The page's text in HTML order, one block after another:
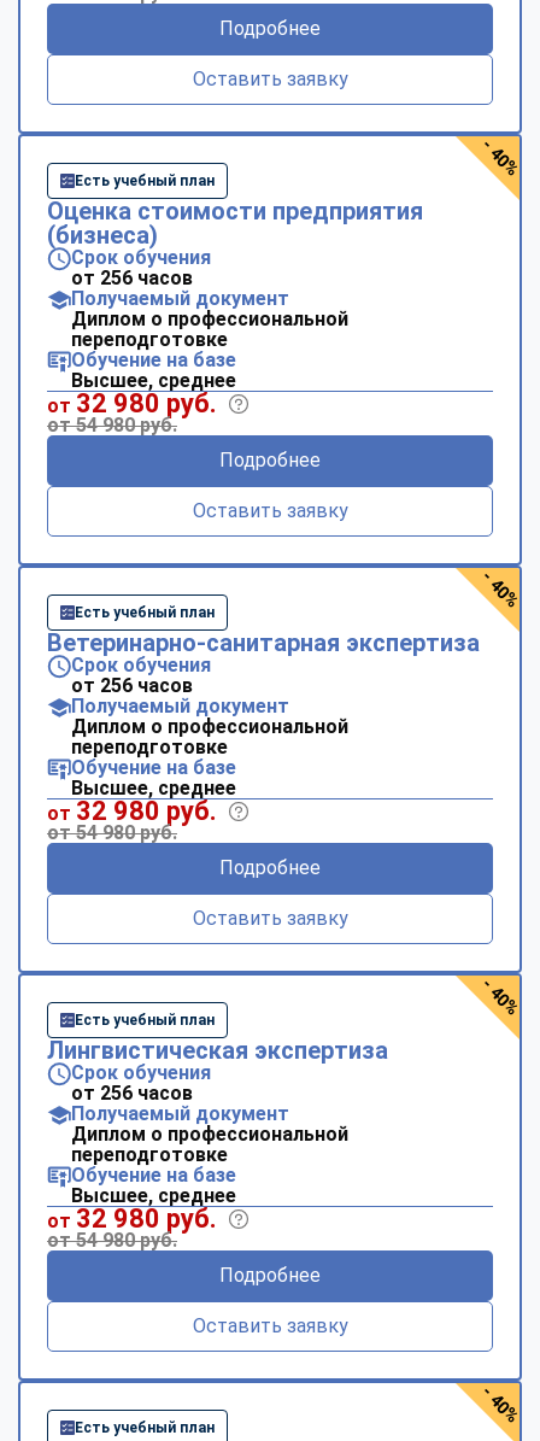
Подробнее
Оставить заявку
Есть учебный план
Оценка стоимости предприятия
(бизнеса)
Срок обучения
от 256 часов
Получаемый документ
Диплом о профессиональной
переподготовке
Обучение на базе
Высшее, среднее
от 32 980 руб.
от 54 980 руб.
Подробнее
Оставить заявку
- 40%
Есть учебный план
Ветеринарно-санитарная экспертиза
Срок обучения
от 256 часов
Получаемый документ
Диплом о профессиональной
переподготовке
Обучение на базе
Высшее, среднее
от 32 980 руб.
от 54 980 руб.
Подробнее
Оставить заявку
- 40%
Есть учебный план
Лингвистическая экспертиза
Срок обучения
от 256 часов
Получаемый документ
Диплом о профессиональной
переподготовке
Обучение на базе
Высшее, среднее
от 32 980 руб.
от 54 980 руб.
Подробнее
Оставить заявку
- 40%
Есть учебный план
- 40%